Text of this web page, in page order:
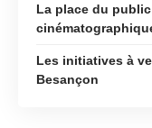
La place du
Les initiatives à
Besançon